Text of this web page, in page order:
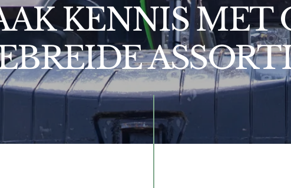
KENNIS MET